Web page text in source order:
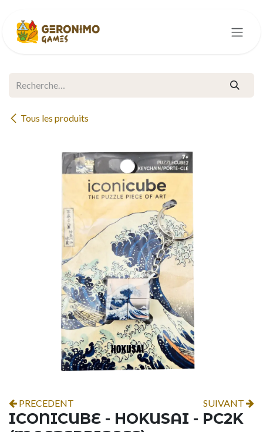
Tous les produits
PRECEDENT SUIVANT
ICONICUBE - HOKUSAI - PC2K